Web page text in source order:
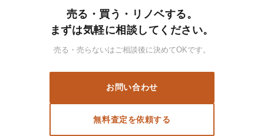
売る・買う・リノベする。
まずは気軽に相談してください。
売る・売らないはご相談後に決めてOKです。
お問い合わせ
無料査定を依頼する